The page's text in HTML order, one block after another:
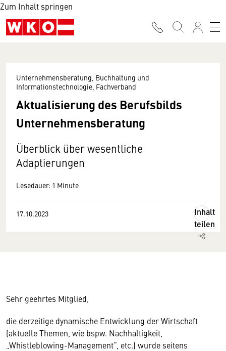
Zum Inhalt springen
Unternehmensberatung, Buchhaltung und
Informationstechnologie, Fachverband
Aktualisierung des Berufsbilds
Unternehmensberatung
Überblick über wesentliche
Adaptierungen
Lesedauer: 1 Minute
17.10.2023
Inhalt
teilen
Sehr geehrtes Mitglied,
die derzeitige dynamische Entwicklung der Wirtschaft
(aktuelle Themen, wie bspw. Nachhaltigkeit,
„Whistleblowing-Management“, etc.) wurde seitens